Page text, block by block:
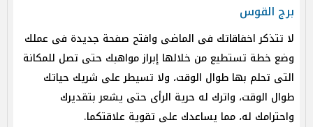
برج القوس
لا تتذكر اخفاقاتك فى الماضى وافتح صفحة جديدة فى عملك
وضع خطة تستطيع من خلالها إبراز مواهبك حتى تصل للمكانة
التى تحلم بها طوال الوقت، ولا تسيطر على شريك حياتك
طوال الوقت، واترك له حرية الرأى حتى يشعر بتقديرك
واحترامك له، مما يساعدك على تقوية علاقتكما.